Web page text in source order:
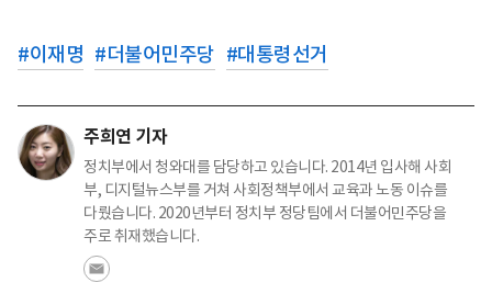
#이재명 #더불어민주당 #대통령선거
주희연 기자
정치부에서 청와대를 담당하고 있습니다. 2014년 입사해 사회
부, 디지털뉴스부를 거쳐 사회정책부에서 교육과 노동 이슈를
다뤘습니다. 2020년부터 정치부 정당팀에서 더불어민주당을
주로 취재했습니다.